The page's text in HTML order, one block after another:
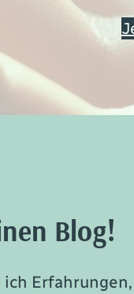
Blog!